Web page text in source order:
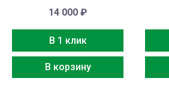
14 000₽
В 1 клик
В корзину